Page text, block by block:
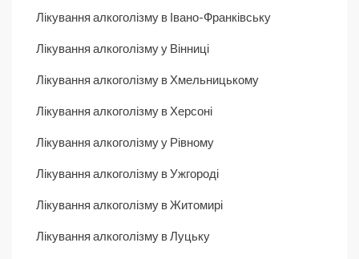
Лікування алкоголізму в Івано-Франківську
Лікування алкоголізму у Вінниці
Лікування алкоголізму в Хмельницькому
Лікування алкоголізму в Херсоні
Лікування алкоголізму у Рівному
Лікування алкоголізму в Ужгороді
Лікування алкоголізму в Житомирі
Лікування алкоголізму в Луцьку